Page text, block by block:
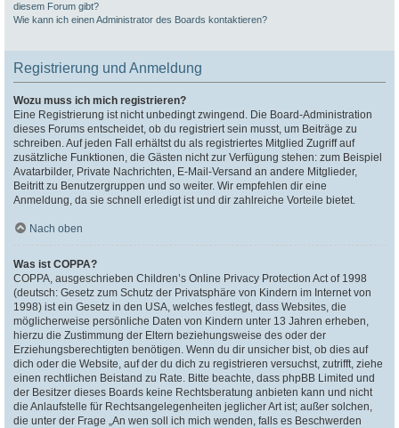
diesem Forum gibt?
Wie kann ich einen Administrator des Boards kontaktieren?
Registrierung und Anmeldung
Wozu muss ich mich registrieren?
Eine Registrierung ist nicht unbedingt zwingend. Die Board-Administration
dieses Forums entscheidet, ob du registriert sein musst, um Beiträge zu
schreiben. Auf jeden Fall erhältst du als registriertes Mitglied Zugriff auf
zusätzliche Funktionen, die Gästen nicht zur Verfügung stehen: zum Beispiel
Avatarbilder, Private Nachrichten, E-Mail-Versand an andere Mitglieder,
Beitritt zu Benutzergruppen und so weiter. Wir empfehlen dir eine
Anmeldung, da sie schnell erledigt ist und dir zahlreiche Vorteile bietet.
Nach oben
Was ist COPPA?
COPPA, ausgeschrieben Children’s Online Privacy Protection Act of 1998
(deutsch: Gesetz zum Schutz der Privatsphäre von Kindern im Internet von
1998) ist ein Gesetz in den USA, welches festlegt, dass Websites, die
möglicherweise persönliche Daten von Kindern unter 13 Jahren erheben,
hierzu die Zustimmung der Eltern beziehungsweise des oder der
Erziehungsberechtigten benötigen. Wenn du dir unsicher bist, ob dies auf
dich oder die Website, auf der du dich zu registrieren versuchst, zutrifft, ziehe
einen rechtlichen Beistand zu Rate. Bitte beachte, dass phpBB Limited und
der Besitzer dieses Boards keine Rechtsberatung anbieten kann und nicht
die Anlaufstelle für Rechtsangelegenheiten jeglicher Art ist; außer solchen,
die unter der Frage „An wen soll ich mich wenden, falls es Beschwerden